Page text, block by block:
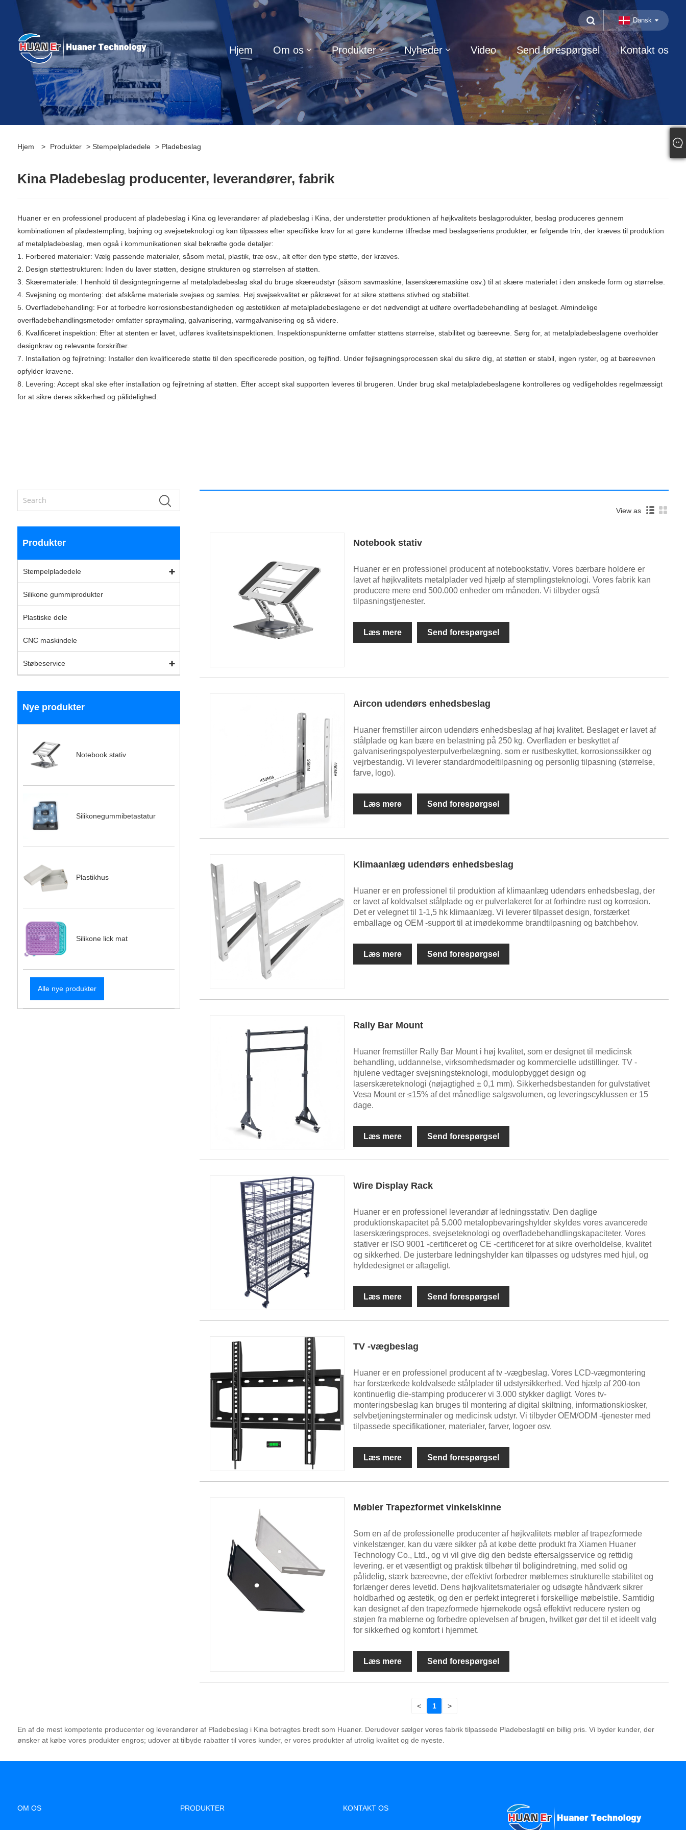
Dansk
Hjem Om os Produkter Nyheder Video Send forespørgsel Kontakt os
Hjem > Produkter > Stempelpladedele > Pladebeslag
Kina Pladebeslag producenter, leverandører, fabrik
Huaner er en professionel producent af pladebeslag i Kina og leverandører af pladebeslag i Kina, der understøtter produktionen af ​​højkvalitets beslagprodukter, beslag produceres gennem
kombinationen af ​​pladestempling, bøjning og svejseteknologi og kan tilpasses efter specifikke krav for at gøre kunderne tilfredse med beslagseriens produkter, er følgende trin, der kræves til produktion
af metalpladebeslag, men også i kommunikationen skal bekræfte gode detaljer:
1. Forbered materialer: Vælg passende materialer, såsom metal, plastik, træ osv., alt efter den type støtte, der kræves.
2. Design støttestrukturen: Inden du laver støtten, designe strukturen og størrelsen af ​​støtten.
3. Skæremateriale: I henhold til designtegningerne af metalpladebeslag skal du bruge skæreudstyr (såsom savmaskine, laserskæremaskine osv.) til at skære materialet i den ønskede form og størrelse.
4. Svejsning og montering: det afskårne materiale svejses og samles. Høj svejsekvalitet er påkrævet for at sikre støttens stivhed og stabilitet.
5. Overfladebehandling: For at forbedre korrosionsbestandigheden og æstetikken af ​​metalpladebeslagene er det nødvendigt at udføre overfladebehandling af beslaget. Almindelige
overfladebehandlingsmetoder omfatter spraymaling, galvanisering, varmgalvanisering og så videre.
6. Kvalificeret inspektion: Efter at stenten er lavet, udføres kvalitetsinspektionen. Inspektionspunkterne omfatter støttens størrelse, stabilitet og bæreevne. Sørg for, at metalpladebeslagene overholder
designkrav og relevante forskrifter.
7. Installation og fejlretning: Installer den kvalificerede støtte til den specificerede position, og fejlfind. Under fejlsøgningsprocessen skal du sikre dig, at støtten er stabil, ingen ryster, og at bæreevnen
opfylder kravene.
8. Levering: Accept skal ske efter installation og fejlretning af støtten. Efter accept skal supporten leveres til brugeren. Under brug skal metalpladebeslagene kontrolleres og vedligeholdes regelmæssigt
for at sikre deres sikkerhed og pålidelighed.
Produkter
Stempelpladedele
Silikone gummiprodukter
Plastiske dele
CNC maskindele
Støbeservice
Nye produkter
Notebook stativ
Silikonegummibetastatur
Plastikhus
Silikone lick mat
Alle nye produkter
View as
Notebook stativ
Huaner er en professionel producent af notebookstativ. Vores bærbare holdere er
lavet af højkvalitets metalplader ved hjælp af stemplingsteknologi. Vores fabrik kan
producere mere end 500.000 enheder om måneden. Vi tilbyder også
tilpasningstjenester.
Læs mere Send forespørgsel
Aircon udendørs enhedsbeslag
Huaner fremstiller aircon udendørs enhedsbeslag af høj kvalitet. Beslaget er lavet af
stålplade og kan bære en belastning på 250 kg. Overfladen er beskyttet af
galvaniseringspolyesterpulverbelægning, som er rustbeskyttet, korrosionssikker og
vejrbestandig. Vi leverer standardmodeltilpasning og personlig tilpasning (størrelse,
farve, logo).
Læs mere Send forespørgsel
Klimaanlæg udendørs enhedsbeslag
Huaner er en professionel til produktion af klimaanlæg udendørs enhedsbeslag, der
er lavet af koldvalset stålplade og er pulverlakeret for at forhindre rust og korrosion.
Det er velegnet til 1-1,5 hk klimaanlæg. Vi leverer tilpasset design, forstærket
emballage og OEM -support til at imødekomme brandtilpasning og batchbehov.
Læs mere Send forespørgsel
Rally Bar Mount
Huaner fremstiller Rally Bar Mount i høj kvalitet, som er designet til medicinsk
behandling, uddannelse, virksomhedsmøder og kommercielle udstillinger. TV -
hjulene vedtager svejsningsteknologi, modulopbygget design og
laserskæreteknologi (nøjagtighed ± 0,1 mm). Sikkerhedsbestanden for gulvstativet
Vesa Mount er ≤15% af det månedlige salgsvolumen, og leveringscyklussen er 15
dage.‌
Læs mere Send forespørgsel
Wire Display Rack
Huaner er en professionel leverandør af ledningsstativ. Den daglige
produktionskapacitet på 5.000 metalopbevaringshylder skyldes vores avancerede
laserskæringsproces, svejseteknologi og overfladebehandlingskapaciteter. Vores
stativer er ISO 9001 -certificeret og CE -certificeret for at sikre overholdelse, kvalitet
og sikkerhed. De justerbare ledningshylder kan tilpasses og udstyres med hjul, og
hyldedesignet er aftageligt.
Læs mere Send forespørgsel
TV -vægbeslag
Huaner er en professionel producent af tv -vægbeslag. Vores LCD-vægmontering
har forstærkede koldvalsede stålplader til udstyrsikkerhed. Ved hjælp af 200-ton
kontinuerlig die-stamping producerer vi 3.000 stykker dagligt. Vores tv-
monteringsbeslag kan bruges til montering af digital skiltning, informationskiosker,
selvbetjeningsterminaler og medicinsk udstyr. Vi tilbyder OEM/ODM -tjenester med
tilpassede specifikationer, materialer, farver, logoer osv.
Læs mere Send forespørgsel
Møbler Trapezformet vinkelskinne
Som en af ​​de professionelle producenter af højkvalitets møbler af trapezformede
vinkelstænger, kan du være sikker på at købe dette produkt fra Xiamen Huaner
Technology Co., Ltd., og vi vil give dig den bedste eftersalgsservice og rettidig
levering. er et væsentligt og praktisk tilbehør til boligindretning, med solid og
pålidelig, stærk bæreevne, der effektivt forbedrer møblernes strukturelle stabilitet og
forlænger deres levetid. Dens højkvalitetsmaterialer og udsøgte håndværk sikrer
holdbarhed og æstetik, og den er perfekt integreret i forskellige møbelstile. Samtidig
kan designet af den trapezformede hjørnekode også effektivt reducere rysten og
støjen fra møblerne og forbedre oplevelsen af ​​brugen, hvilket gør det til et ideelt valg
for sikkerhed og komfort i hjemmet.
Læs mere Send forespørgsel
< 1 >
En af de mest kompetente producenter og leverandører af Pladebeslag i Kina betragtes bredt som Huaner. Derudover sælger vores fabrik tilpassede Pladebeslagtil en billig pris. Vi byder kunder, der
ønsker at købe vores produkter engros; udover at tilbyde rabatter til vores kunder, er vores produkter af utrolig kvalitet og de nyeste.
OM OS PRODUKTER KONTAKT OS